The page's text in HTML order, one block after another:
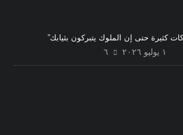
كثيرة حتى إن الملوك يتبركون بثيابك”
١ يوليو ٢٠٢٦ ٦